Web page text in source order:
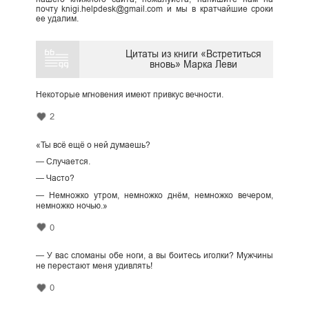
почту knigi.helpdesk@gmail.com и мы в кратчайшие сроки
ее удалим.
Цитаты из книги «Встретиться
вновь» Марка Леви
Некоторые мгновения имеют привкус вечности.
2
«Ты всё ещё о ней думаешь?
— Случается.
— Часто?
— Немножко утром, немножко днём, немножко вечером,
немножко ночью.»
0
— У вас сломаны обе ноги, а вы боитесь иголки? Мужчины
не перестают меня удивлять!
0